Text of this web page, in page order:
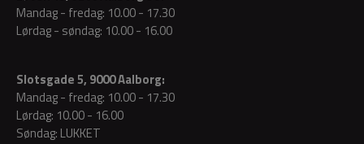
Mandag - fredag: 10.00 - 17.30
Lørdag - søndag: 10.00 - 16.00
Slotsgade 5, 9000 Aalborg:
Mandag - fredag: 10.00 - 17.30
Lørdag: 10.00 - 16.00
Søndag: LUKKET